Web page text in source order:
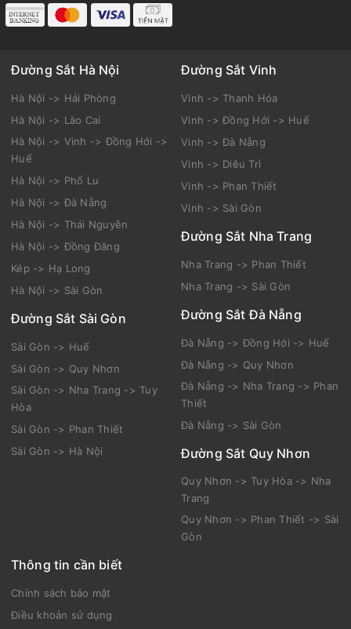
Đường Sắt Hà Nội
Hà Nội -> Hải Phòng
Hà Nội -> Lào Cai
Hà Nội -> Vinh -> Đồng Hới ->
Huế
Hà Nội -> Phố Lu
Hà Nội -> Đà Nẵng
Hà Nội -> Thái Nguyên
Hà Nội -> Đồng Đăng
Kép -> Hạ Long
Hà Nội -> Sài Gòn
Đường Sắt Sài Gòn
Sài Gòn -> Huế
Sài Gòn -> Quy Nhơn
Sài Gòn -> Nha Trang -> Tuy
Hòa
Sài Gòn -> Phan Thiết
Sài Gòn -> Hà Nội
Đường Sắt Vinh
Vinh -> Thanh Hóa
Vinh -> Đồng Hới -> Huế
Vinh -> Đà Nẵng
Vinh -> Diêu Trì
Vinh -> Phan Thiết
Vinh -> Sài Gòn
Đường Sắt Nha Trang
Nha Trang -> Phan Thiết
Nha Trang -> Sài Gòn
Đường Sắt Đà Nẵng
Đà Nẵng -> Đồng Hới -> Huế
Đà Nẵng -> Quy Nhơn
Đà Nẵng -> Nha Trang -> Phan
Thiết
Đà Nẵng -> Sài Gòn
Đường Sắt Quy Nhơn
Quy Nhơn -> Tuy Hòa -> Nha
Trang
Quy Nhơn -> Phan Thiết -> Sài
Gòn
Thông tin cần biết
Chính sách bảo mật
Điều khoản sử dụng